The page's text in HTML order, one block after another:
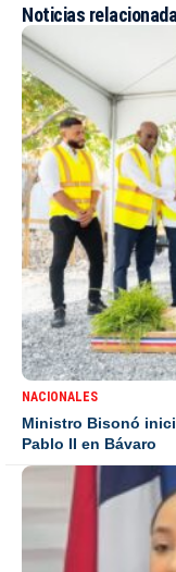
Noticias
NACIONALES
Ministro Bisonó
Pablo II en Bávaro